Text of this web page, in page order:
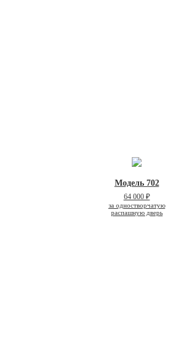
Модель 702
64 000 ₽
за одностворчатую
распашную дверь